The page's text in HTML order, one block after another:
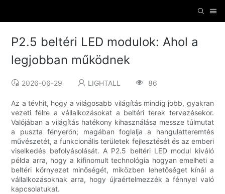
P2.5 beltéri LED modulok: Ahol a
legjobban működnek
2026-06-29 LIGHTALL 86
Az a tévhit, hogy a világosabb világítás mindig jobb, gyakran
vezeti félre a vállalkozásokat a beltéri terek tervezésekor.
Valójában a világítás hatékony kihasználása messze túlmutat
a puszta fényerőn; magában foglalja a hangulatteremtés
művészetét, a funkcionális területek fejlesztését és az emberi
viselkedés befolyásolását. A P2.5 beltéri LED modul kiváló
példa arra, hogy a kifinomult technológia hogyan emelheti a
beltéri környezet minőségét, miközben lehetőséget kínál a
vállalkozásoknak arra, hogy újraértelmezzék a fénnyel való
kapcsolatukat.